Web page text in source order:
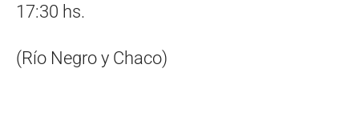
17:30 hs.
(Río Negro y Chaco)